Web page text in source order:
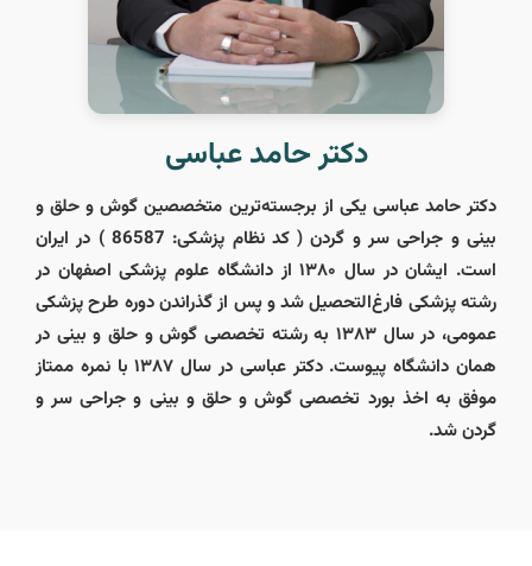
دکتر حامد عباسی
دکتر حامد عباسی یکی از برجسته‌ترین متخصصین گوش و حلق و
بینی و جراحی سر و گردن ( کد نظام پزشکی: 86587 ) در ایران
است. ایشان در سال ۱۳۸۰ از دانشگاه علوم پزشکی اصفهان در
رشته پزشکی فارغ‌التحصیل شد و پس از گذراندن دوره طرح پزشکی
عمومی، در سال ۱۳۸۳ به رشته تخصصی گوش و حلق و بینی در
همان دانشگاه پیوست. دکتر عباسی در سال ۱۳۸۷ با نمره ممتاز
موفق به اخذ بورد تخصصی گوش و حلق و بینی و جراحی سر و
گردن شد.